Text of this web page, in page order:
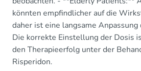
könnten empfindlicher auf die
daher ist eine langsame Anpassung
Die korrekte Einstellung der Dosis
den Therapieerfolg unter der
Risperidon.